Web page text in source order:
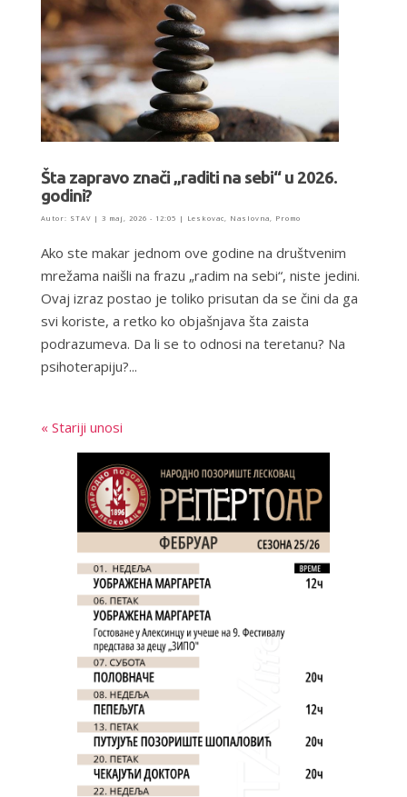
Šta zapravo znači „raditi na sebi“ u 2026.
godini?
Autor: STAV| 3 maj, 2026 - 12:05 | Leskovac, Naslovna, Promo
Ako ste makar jednom ove godine na društvenim
mrežama naišli na frazu „radim na sebi“, niste jedini.
Ovaj izraz postao je toliko prisutan da se čini da ga
svi koriste, a retko ko objašnjava šta zaista
podrazumeva. Da li se to odnosi na teretanu? Na
psihoterapiju?...
« Stariji unosi